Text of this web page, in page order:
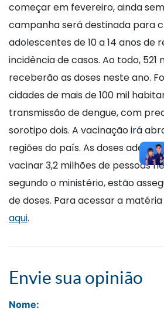
começar em fevereiro, ainda
campanha será destinada para
adolescentes de 10 a 14 anos de
incidência de casos. Ao todo, 521
receberão as doses neste ano.
cidades de mais de 100 mil
transmissão de dengue, com
sorotipo dois. A vacinação irá
regiões do país. As doses
vacinar 3,2 milhões de pessoas
segundo o ministério, estão
de doses. Para acessar a
aqui.
Envie sua opinião
Nome: